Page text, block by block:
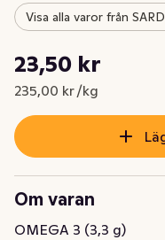
Visa alla varor från
Nuvarande pris är:
23,50 kr
235,00 kr /kg
Styckpris: 235,00 kr /kg
Om varan
OMEGA 3 (3,3 g)